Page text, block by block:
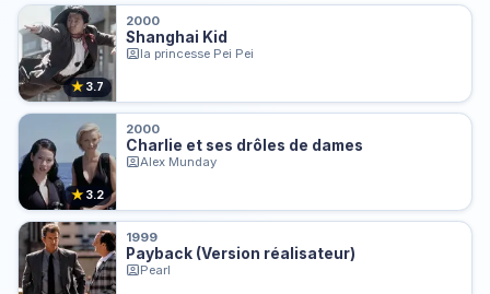
★ 3.7
2000
Shanghai Kid
la princesse Pei Pei
★ 3.2
2000
Charlie et ses drôles de dames
Alex Munday
1999
Payback (Version réalisateur)
Pearl